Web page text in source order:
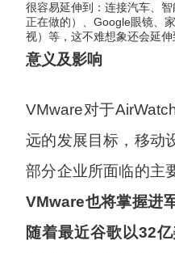
很容易延伸到：连接汽车、
正在做的）、Google眼镜、
视）等，这不难想象还会延伸
意义及影响
VMware对于
远的发展目标，移动
部分企业所面临的主
VMware也将掌握进
随着最近谷歌以32